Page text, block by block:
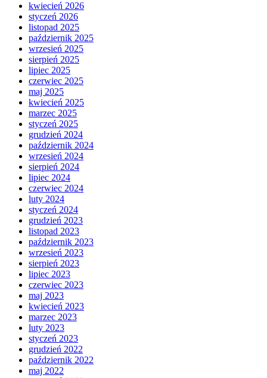
kwiecień 2026
styczeń 2026
listopad 2025
październik 2025
wrzesień 2025
sierpień 2025
lipiec 2025
czerwiec 2025
maj 2025
kwiecień 2025
marzec 2025
styczeń 2025
grudzień 2024
październik 2024
wrzesień 2024
sierpień 2024
lipiec 2024
czerwiec 2024
luty 2024
styczeń 2024
grudzień 2023
listopad 2023
październik 2023
wrzesień 2023
sierpień 2023
lipiec 2023
czerwiec 2023
maj 2023
kwiecień 2023
marzec 2023
luty 2023
styczeń 2023
grudzień 2022
październik 2022
maj 2022